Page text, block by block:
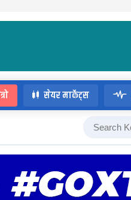
सेयर मार्केट्स